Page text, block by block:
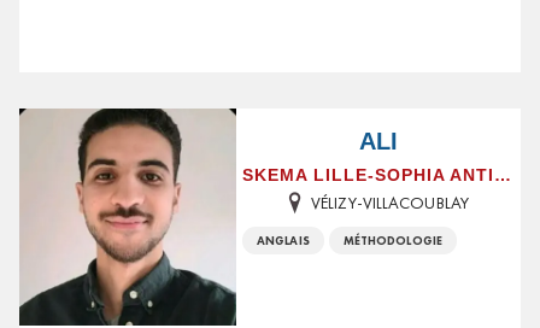
ALI
SKEMA LILLE-SOPHIA ANTIPOLIS
VÉLIZY-VILLACOUBLAY
ANGLAIS MÉTHODOLOGIE